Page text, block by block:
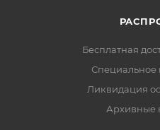
Бесплатная
Ликвидация
Архивные